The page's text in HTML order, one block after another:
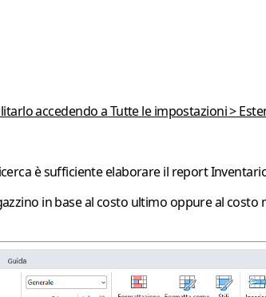
accedendo a Tutte le impostazioni >
è sufficiente elaborare il report
in base alcosto ultimooppure alcosto